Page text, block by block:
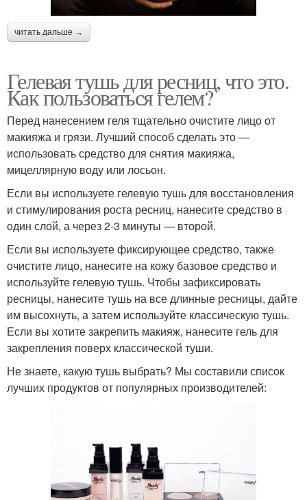
читать дальше →
Гелевая тушь для ресниц, что это.
Как пользоваться гелем?
Перед нанесением геля тщательно очистите лицо от
макияжа и грязи. Лучший способ сделать это —
использовать средство для снятия макияжа,
мицеллярную воду или лосьон.
Если вы используете гелевую тушь для восстановления
и стимулирования роста ресниц, нанесите средство в
один слой, а через 2-3 минуты — второй.
Если вы используете фиксирующее средство, также
очистите лицо, нанесите на кожу базовое средство и
используйте гелевую тушь. Чтобы зафиксировать
ресницы, нанесите тушь на все длинные ресницы, дайте
им высохнуть, а затем используйте классическую тушь.
Если вы хотите закрепить макияж, нанесите гель для
закрепления поверх классической туши.
Не знаете, какую тушь выбрать? Мы составили список
лучших продуктов от популярных производителей: